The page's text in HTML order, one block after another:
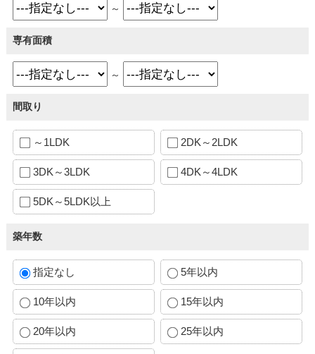
～
専有面積
～
間取り
～1LDK 2DK～2LDK
3DK～3LDK 4DK～4LDK
5DK～5LDK以上
築年数
指定なし 5年以内
10年以内 15年以内
20年以内 25年以内